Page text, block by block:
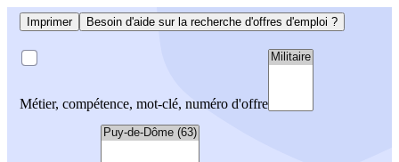
Imprimer Besoin d'aide sur la recherche d'offres d'emploi ?
Métier, compétence, mot-clé, numéro d'offre